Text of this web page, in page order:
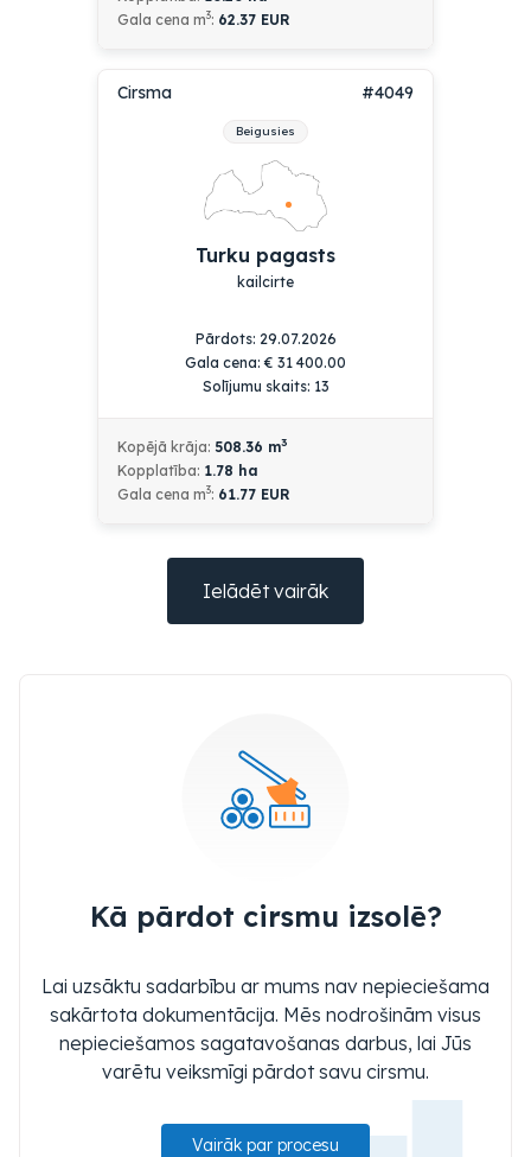
Kā pārdot cirsmu izsolē?
Lai uzsāktu sadarbību ar mums nav nepieciešama
sakārtota dokumentācija. Mēs nodrošinām visus
nepieciešamos sagatavošanas darbus, lai Jūs
varētu veiksmīgi pārdot savu cirsmu.
Vairāk par procesu
Gala cena m3: 62.37 EUR
Cirsma #4049
Beigusies
Turku pagasts
kailcirte
Pārdots: 29.07.2026
Gala cena:€ 31 400.00
Solījumu skaits: 13
Kopējā krāja: 508.36 m3
Kopplatība: 1.78 ha
Gala cena m3: 61.77 EUR
Ielādēt vairāk